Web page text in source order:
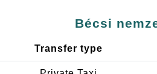
Bécsi
Transfer type